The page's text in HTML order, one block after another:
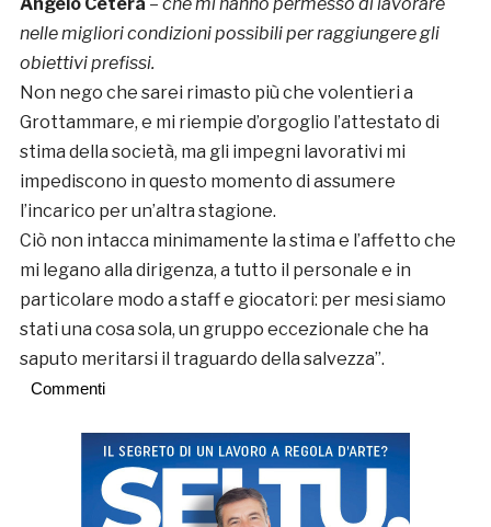
Angelo Cetera – che mi hanno permesso di lavorare
nelle migliori condizioni possibili per raggiungere gli
obiettivi prefissi.
Non nego che sarei rimasto più che volentieri a
Grottammare, e mi riempie d’orgoglio l’attestato di
stima della società, ma gli impegni lavorativi mi
impediscono in questo momento di assumere
l’incarico per un’altra stagione.
Ciò non intacca minimamente la stima e l’affetto che
mi legano alla dirigenza, a tutto il personale e in
particolare modo a staff e giocatori: per mesi siamo
stati una cosa sola, un gruppo eccezionale che ha
saputo meritarsi il traguardo della salvezza”.
Commenti